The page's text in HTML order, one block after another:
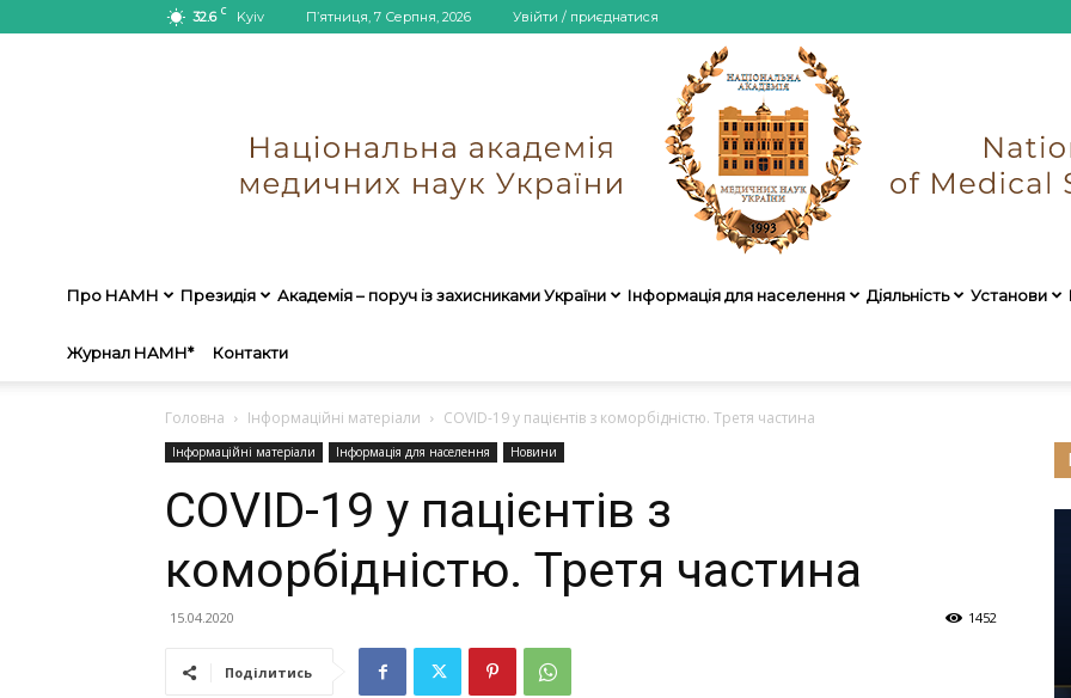
32.6 C Kyiv П’ятниця, 7 Серпня, 2026 Увійти / приєднатися
Про НАМН Президія Академія – поруч із захисниками України Інформація для населення Діяльність Установи
Журнал НАМН* Контакти
Головна Інформаційні матеріали COVID-19 у пацієнтів з коморбідністю. Третя частина
Інформаційні матеріали Інформація для населення Новини
COVID-19 у пацієнтів з
коморбідністю. Третя частина
15.04.2020 1452
Поділитись